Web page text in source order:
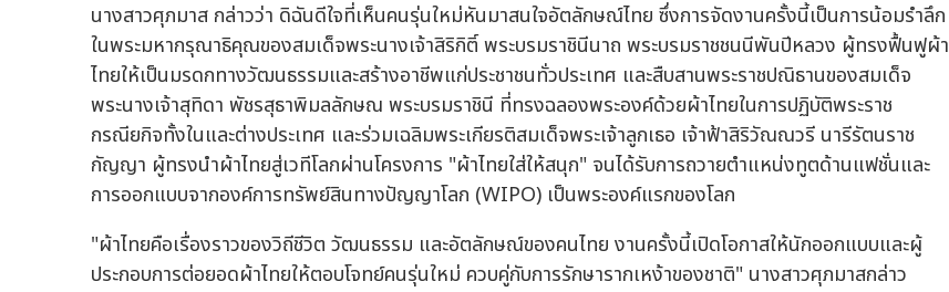
นางสาวศุภมาส กล่าวว่า ดิฉันดีใจที่เห็นคนรุ่นใหม่หันมาสนใจอัตลักษณ์ไทย ซึ่งการจัดงานครั้งนี้เป็นการน้อมรำลึก
ในพระมหากรุณาธิคุณของสมเด็จพระนางเจ้าสิริกิติ์ พระบรมราชินีนาถ พระบรมราชชนนีพันปีหลวง ผู้ทรงฟื้นฟูผ้า
ไทยให้เป็นมรดกทางวัฒนธรรมและสร้างอาชีพแก่ประชาชนทั่วประเทศ และสืบสานพระราชปณิธานของสมเด็จ
พระนางเจ้าสุทิดา พัชรสุธาพิมลลักษณ พระบรมราชินี ที่ทรงฉลองพระองค์ด้วยผ้าไทยในการปฏิบัติพระราช
กรณียกิจทั้งในและต่างประเทศ และร่วมเฉลิมพระเกียรติสมเด็จพระเจ้าลูกเธอ เจ้าฟ้าสิริวัณณวรี นารีรัตนราช
กัญญา ผู้ทรงนำผ้าไทยสู่เวทีโลกผ่านโครงการ "ผ้าไทยใส่ให้สนุก" จนได้รับการถวายตำแหน่งทูตด้านแฟชั่นและ
การออกแบบจากองค์การทรัพย์สินทางปัญญาโลก (WIPO) เป็นพระองค์แรกของโลก
"ผ้าไทยคือเรื่องราวของวิถีชีวิต วัฒนธรรม และอัตลักษณ์ของคนไทย งานครั้งนี้เปิดโอกาสให้นักออกแบบและผู้
ประกอบการต่อยอดผ้าไทยให้ตอบโจทย์คนรุ่นใหม่ ควบคู่กับการรักษารากเหง้าของชาติ" นางสาวศุภมาสกล่าว